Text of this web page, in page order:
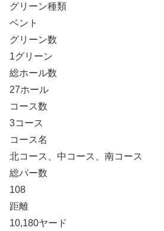
グリーン種類
ベント
グリーン数
1グリーン
総ホール数
27ホール
コース数
3コース
コース名
北コース、中コース、南コース
総パー数
108
距離
10,180ヤード